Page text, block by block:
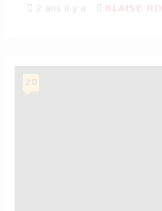
2 ans il y a BLAISE
20